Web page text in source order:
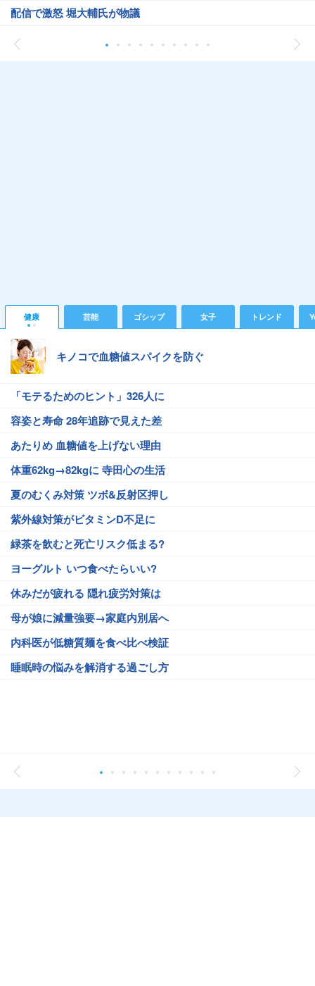
配信で激怒 堀大輔氏が物議
健康 芸能 ゴシップ 女子 トレンド
キノコで血糖値スパイクを防ぐ
「モテるためのヒント」326人に
容姿と寿命 28年追跡で見えた差
あたりめ 血糖値を上げない理由
体重62kg→82kgに 寺田心の生活
夏のむくみ対策 ツボ&反射区押し
紫外線対策がビタミンD不足に
緑茶を飲むと死亡リスク低まる?
ヨーグルト いつ食べたらいい?
休みだが疲れる 隠れ疲労対策は
母が娘に減量強要→家庭内別居へ
内科医が低糖質麺を食べ比べ検証
睡眠時の悩みを解消する過ごし方